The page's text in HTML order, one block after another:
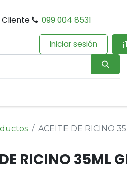
Cliente 099 004 8531
Iniciar sesión
ACEITE DE RICINO
RICINO 35ML